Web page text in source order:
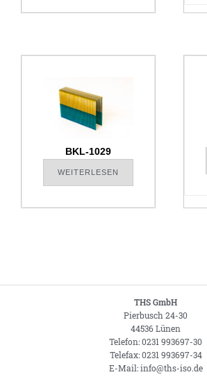
BKL-1029
WEITERLESEN
THS GmbH
Pierbusch 24-30
44536 Lünen
Telefon: 0231 993697-30
Telefax: 0231 993697-34
E-Mail: info@ths-iso.de